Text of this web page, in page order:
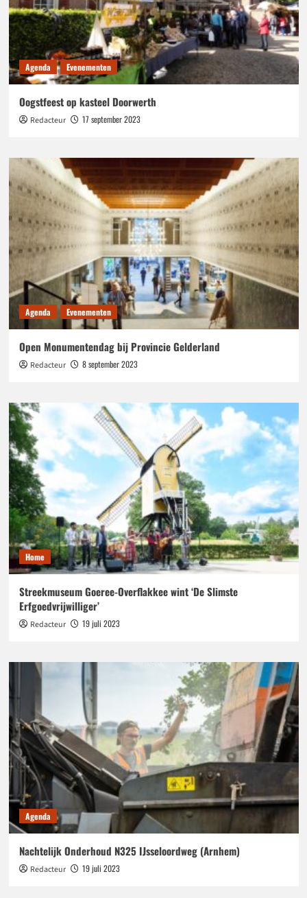
Agenda Evenementen
Oogstfeest op kasteel Doorwerth
Redacteur 17 september 2023
Agenda Evenementen
Open Monumentendag bij Provincie Gelderland
Redacteur 8 september 2023
Home
Streekmuseum Goeree-Overflakkee wint ‘De Slimste
Erfgoedvrijwilliger’
Redacteur 19 juli 2023
Agenda
Nachtelijk Onderhoud N325 IJsseloordweg (Arnhem)
Redacteur 19 juli 2023